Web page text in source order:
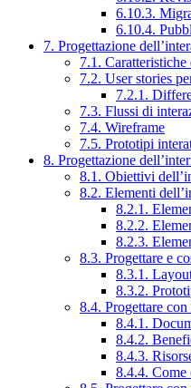
6.10.3.
6.10.4.
7. Progettazione
7.1. Caratteristiche
7.2. User stories
7.2.1.
7.3. Flussi di
7.4. Wireframe
7.5. Prototipi
8. Progettazione
8.1. Obiettivi
8.2. Elementi
8.2.1.
8.2.2.
8.2.3.
8.3. Progettare e
8.3.1.
8.3.2.
8.4. Progettare
8.4.1.
8.4.2.
8.4.3.
8.4.4. Come